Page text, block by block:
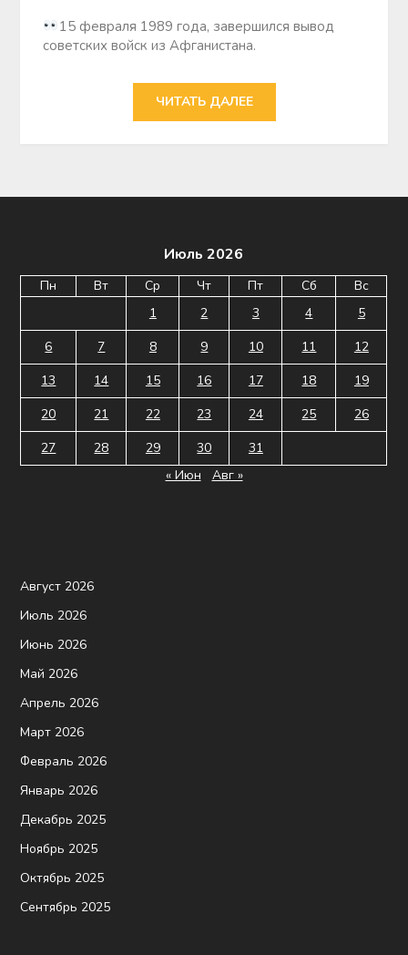
15 февраля 1989 года, завершился вывод
советских войск из Афганистана.
ЧИТАТЬ ДАЛЕЕ
Июль 2026
Пн Вт Ср Чт Пт Сб
Вс
1
2 3 4
5
6
7 8 9 10 11
12
13
14 15 16 17 18
19
20
21 22 23 24 25
26
27
28 29 30
31
« Июн
Авг »
Август 2026
Июль 2026
Июнь 2026
Май 2026
Апрель 2026
Март 2026
Февраль 2026
Январь 2026
Декабрь 2025
Ноябрь 2025
Октябрь 2025
Сентябрь 2025